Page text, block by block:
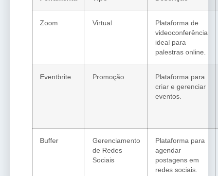
Zoom Virtual
Plataforma de
videoconferência
ideal para
palestras online.
Eventbrite Promoção
Plataforma para
criar e gerenciar
eventos.
Buffer
Gerenciamento
de Redes
Sociais
Plataforma para
agendar
postagens em
redes sociais.